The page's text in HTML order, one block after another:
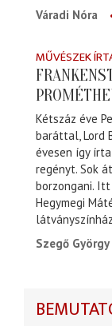
Váradi Nóra
MŰVÉSZEK
Kétszáz éve
baráttal, Lord
évesen így
regényt. Sok
borzongani.
Hegymegi
Szegő György